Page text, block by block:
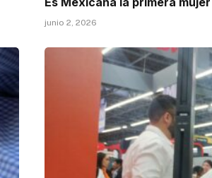
junio 2, 2026